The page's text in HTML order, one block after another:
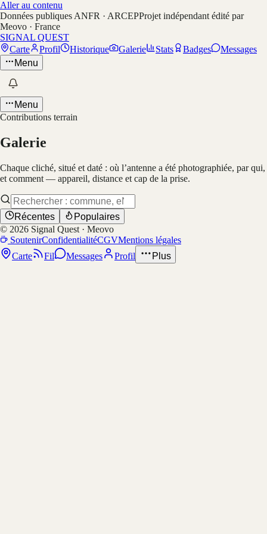
Aller au contenu
Données publiques ANFR · ARCEPProjet indépendant édité par
Meovo · France
SIGNAL QUEST
Carte
Profil Historique Galerie Stats Badges
Messages
Menu
Menu
Contributions terrain
Galerie
Chaque cliché, situé et daté : où l’antenne a été photographiée, par qui,
et comment — appareil, distance et cap de la prise.
Récentes
Populaires
© 2026 Signal Quest · Meovo
SoutenirConfidentialitéCGVMentions légales
Carte
Fil Messages Profil Plus